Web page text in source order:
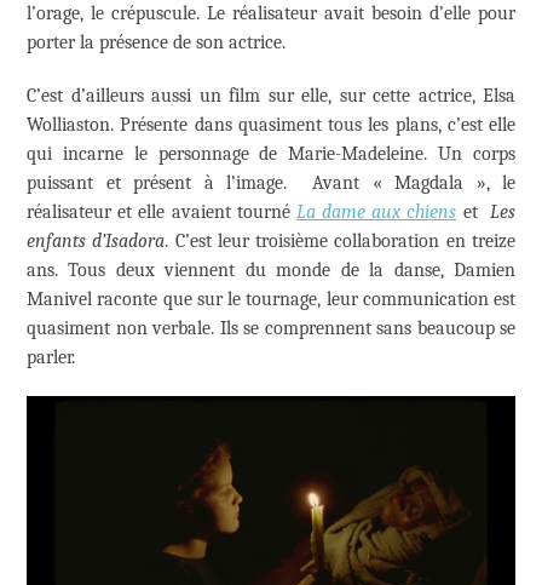
l’orage, le crépuscule. Le réalisateur avait besoin d’elle pour
porter la présence de son actrice.
C’est d’ailleurs aussi un film sur elle, sur cette actrice, Elsa
Wolliaston. Présente dans quasiment tous les plans, c’est elle
qui incarne le personnage de Marie-Madeleine. Un corps
puissant et présent à l’image. Avant « Magdala », le
réalisateur et elle avaient tourné La dame aux chiens et Les
enfants d’Isadora. C’est leur troisième collaboration en treize
ans. Tous deux viennent du monde de la danse, Damien
Manivel raconte que sur le tournage, leur communication est
quasiment non verbale. Ils se comprennent sans beaucoup se
parler.